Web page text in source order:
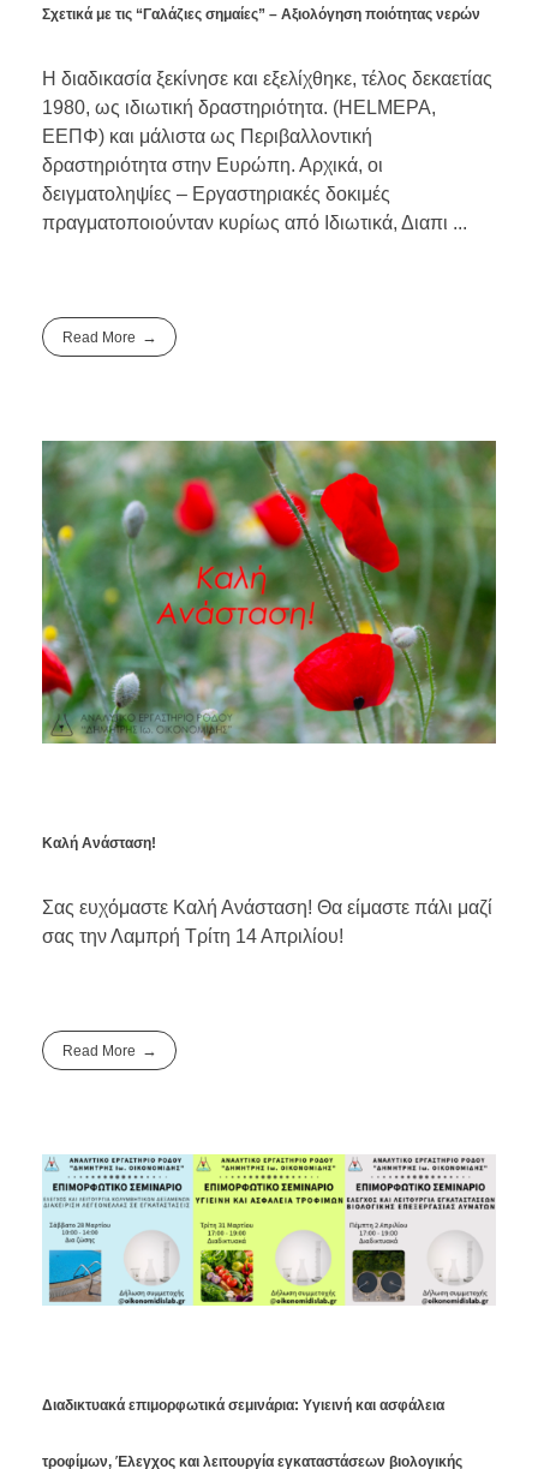
Σχετικά με τις “Γαλάζιες σημαίες” – Αξιολόγηση ποιότητας νερών
Η διαδικασία ξεκίνησε και εξελίχθηκε, τέλος δεκαετίας
1980, ως ιδιωτική δραστηριότητα. (HELMEPA,
ΕΕΠΦ) και μάλιστα ως Περιβαλλοντική
δραστηριότητα στην Ευρώπη. Αρχικά, οι
δειγματοληψίες – Εργαστηριακές δοκιμές
πραγματοποιούνταν κυρίως από Ιδιωτικά, Διαπι ...
Read More
Καλή Ανάσταση!
Σας ευχόμαστε Καλή Ανάσταση! Θα είμαστε πάλι μαζί
σας την Λαμπρή Τρίτη 14 Απριλίου!
Read More
Διαδικτυακά επιμορφωτικά σεμινάρια: Υγιεινή και ασφάλεια
τροφίμων, Έλεγχος και λειτουργία εγκαταστάσεων βιολογικής